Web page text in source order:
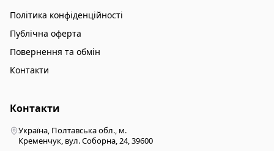
Політика конфіденційності
Публічна оферта
Повернення та обмін
Контакти
Контакти
Україна, Полтавська обл., м.
Кременчук, вул. Соборна, 24, 39600